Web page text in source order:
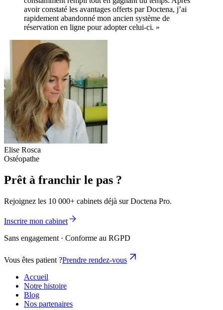
avoir constaté les avantages offerts par Doctena, j’ai
rapidement abandonné mon ancien système de
réservation en ligne pour adopter celui-ci. »
Elise Rosca
Ostéopathe
Prêt à franchir le pas ?
Rejoignez les 10 000+ cabinets déjà sur Doctena Pro.
Inscrire mon cabinet
Sans engagement · Conforme au RGPD
Vous êtes patient ?Prendre rendez-vous
Accueil
Notre histoire
Blog
Nos partenaires